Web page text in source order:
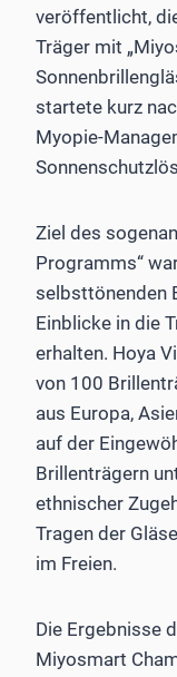
veröffentlicht,
Träger mit
startete kurz
Myopie-
Ziel des
Programms“
selbsttönenden
Einblicke in die
erhalten. Hoya
von 100
aus Europa,
auf der
Brillenträgern
ethnischer
Tragen der
im Freien.
Die Ergebnisse
Miyosmart